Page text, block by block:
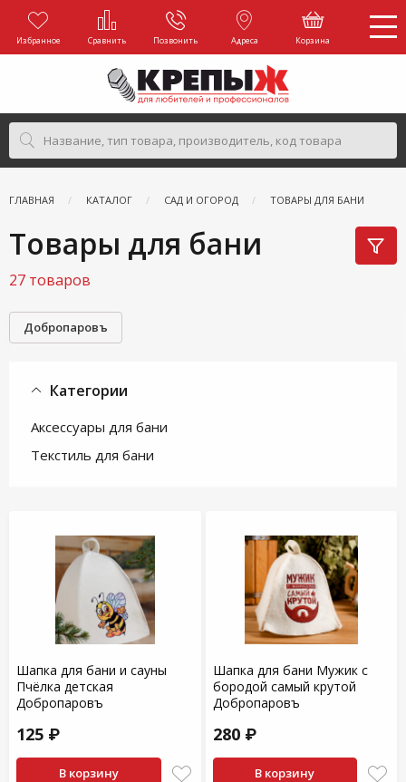
Избранное Сравнить Позвонить Адреса Корзина
ГЛАВНАЯ КАТАЛОГ САД И ОГОРОД ТОВАРЫ ДЛЯ БАНИ
Товары для бани
27 товаров
Добропаровъ
Категории
Аксессуары для бани
Текстиль для бани
Шапка для бани и сауны
Пчёлка детская
Добропаровъ
125 ₽
В корзину
Шапка для бани Мужик с
бородой самый крутой
Добропаровъ
280 ₽
В корзину